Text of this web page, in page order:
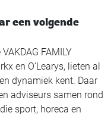
een volgende
FAMILY
en O’Learys, lieten al
dynamiek kent. Daar
adviseurs samen rond
sport, horeca en